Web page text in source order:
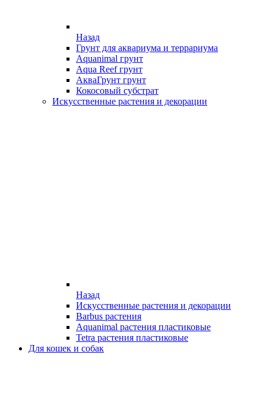
Назад
Грунт для аквариума и террариума
Aquanimal грунт
Aqua Reef грунт
АкваГрунт грунт
Кокосовый субстрат
Искусственные растения и декорации
Назад
Искусственные растения и декорации
Barbus растения
Aquanimal растения пластиковые
Tetra растения пластиковые
Для кошек и собак